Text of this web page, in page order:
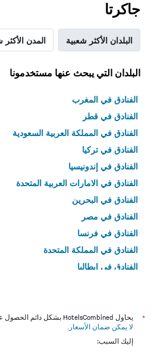
جاكرتا
البلدان الأكثر شعبية المدن الأكثر
البلدان التي يبحث عنها مستخدمونا
الفنادق في المغرب
الفنادق في قطر
الفنادق في المملكة العربية السعودية
الفنادق في تركيا
الفنادق في إندونيسيا
الفنادق في الامارات العربية المتحدة
الفنادق في البحرين
الفنادق في مصر
الفنادق في فرنسا
الفنادق في المملكة المتحدة
الفنادق في إيطاليا
*
يحاول HotelsCombined بشكل دائم الحصول على الأسعار الدقيقة، ولكن
لا يمكن ضمان الأسعار .
إليك السبب: